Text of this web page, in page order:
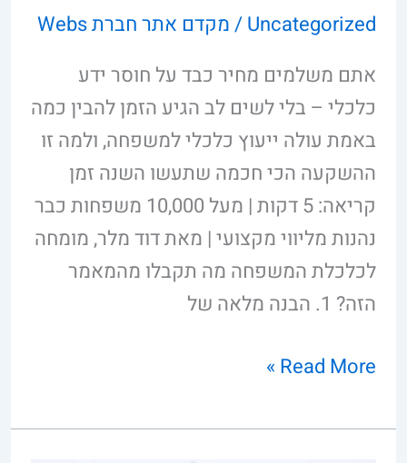
Uncategorized
/מקדם אתר חברת Webs
אתם משלמים מחיר כבד על חוסר ידע
כלכלי – בלי לשים לב הגיע הזמן להבין כמה
באמת עולה ייעוץ כלכלי למשפחה, ולמה זו
ההשקעה הכי חכמה שתעשו השנה זמן
קריאה: 5 דקות | מעל 10,000 משפחות כבר
נהנות מליווי מקצועי | מאת דוד מלר, מומחה
לכלכלת המשפחה מה תקבלו מהמאמר
הזה? 1. הבנה מלאה של
Read More »